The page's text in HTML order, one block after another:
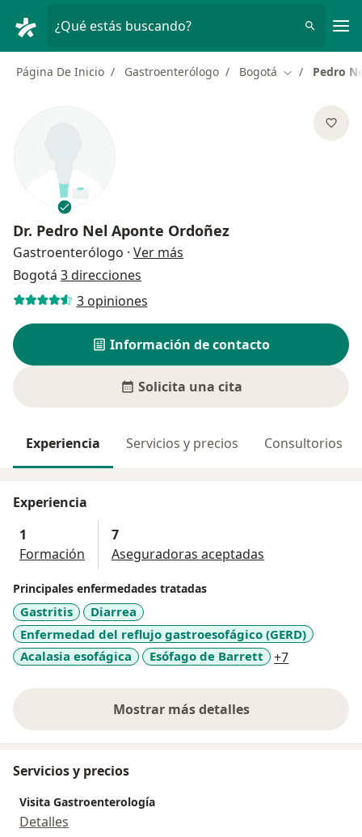
¿Qué estás buscando?
Página De Inicio Gastroenterólogo Bogotá Cambiar de
Pedro
Dr. Pedro Nel Aponte Ordoñez
Gastroenterólogo · Ver más
Bogotá 3 direcciones
3 opiniones
Información de contacto
Solicita una cita
Experiencia Servicios y precios Consultorios
Experiencia
1
Formación
7
Aseguradoras aceptadas
Principales enfermedades tratadas
Gastritis
Diarrea
Enfermedad del reflujo gastroesofágico (GERD)
Acalasia esofágica
Esófago de Barrett +7
Mostrar más detalles
sobre la experiencia
Servicios y precios
Visita Gastroenterología
Detalles